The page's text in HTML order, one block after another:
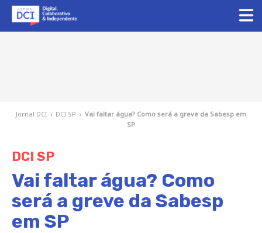
Jornal DCI › DCI SP › Vai faltar água? Como será a greve da Sabesp em
SP
DCI SP
Vai faltar água? Como
será a greve da Sabesp
em SP